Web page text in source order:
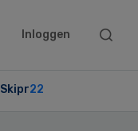
Inloggen
Search
Skipr22